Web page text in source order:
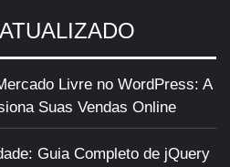
Livre no WordPress: A
Suas Vendas Online
Guia Completo de jQuery